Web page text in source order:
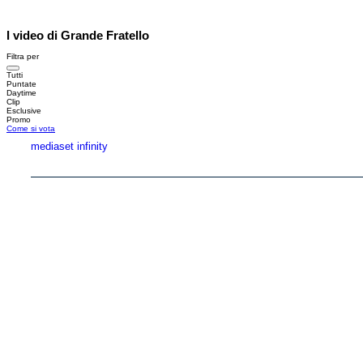
I video di Grande Fratello
Filtra per
Tutti
Puntate
Daytime
Clip
Esclusive
Promo
Come si vota
mediaset infinity